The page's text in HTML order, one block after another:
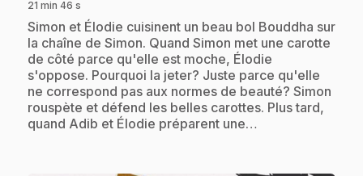
21 min 46 s
.Simon et Élodie cuisinent un beau bol Bouddha sur
la chaîne de Simon. Quand Simon met une carotte
de côté parce qu'elle est moche, Élodie
s'oppose. Pourquoi la jeter? Juste parce qu'elle
ne correspond pas aux normes de beauté? Simon
rouspète et défend les belles carottes. Plus tard,
quand Adib et Élodie préparent une…